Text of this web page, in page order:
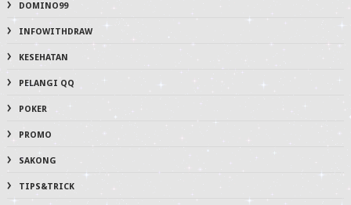
DOMINO99
INFOWITHDRAW
KESEHATAN
PELANGI QQ
POKER
PROMO
SAKONG
TIPS&TRICK